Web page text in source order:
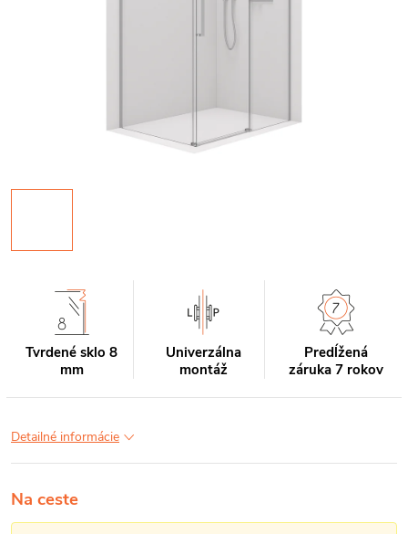
Tvrdené sklo 8
mm
Univerzálna
montáž
Predĺžená
záruka 7 rokov
Detailné informácie
Na ceste